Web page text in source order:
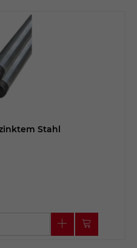
Stahl